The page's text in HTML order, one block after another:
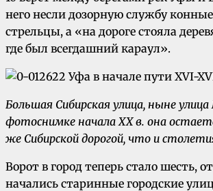
него несли дозорную службу
стрельцы, а «на дороге стояла
где был всегдашний караул».
Большая Сибирская улица, ныне
фотоснимке начала XX в. она
же Сибирской дорогой, что и
Ворот в город теперь стало шесть,
начались старинные городские